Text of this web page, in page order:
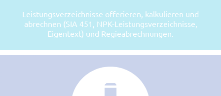
Leistungsverzeichnisse offerieren, kalkulieren und
abrechnen (SIA 451, NPK-Leistungsverzeichnisse,
Eigentext) und Regieabrechnungen.